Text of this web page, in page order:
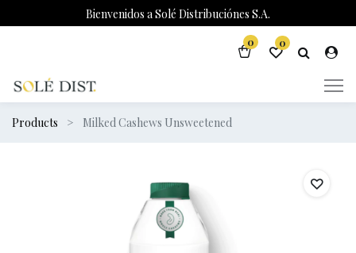
Bienvenidos a Solé Distribuciónes S.A.
0 0
Products Milked Cashews Unsweetened